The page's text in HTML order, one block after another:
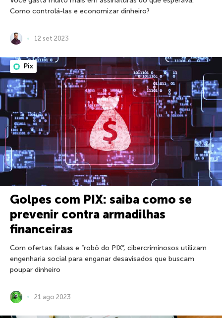
Como controlá-las e economizar dinheiro?
12 set 2023
Pix
Golpes com PIX: saiba como se
prevenir contra armadilhas
financeiras
Com ofertas falsas e “robô do PIX”, cibercriminosos utilizam
engenharia social para enganar desavisados que buscam
poupar dinheiro
21 ago 2023